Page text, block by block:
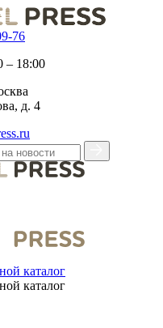
76
– 18:00
д. 4
каталог
каталог